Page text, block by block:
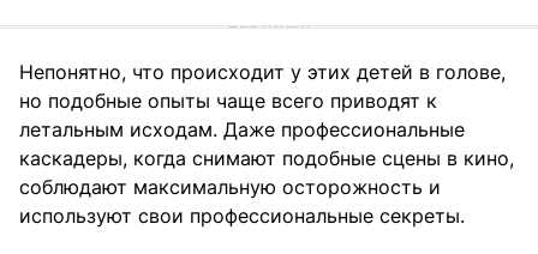
Непонятно, что происходит у этих детей в голове,
но подобные опыты чаще всего приводят к
летальным исходам. Даже профессиональные
каскадеры, когда снимают подобные сцены в кино,
соблюдают максимальную осторожность и
используют свои профессиональные секреты.